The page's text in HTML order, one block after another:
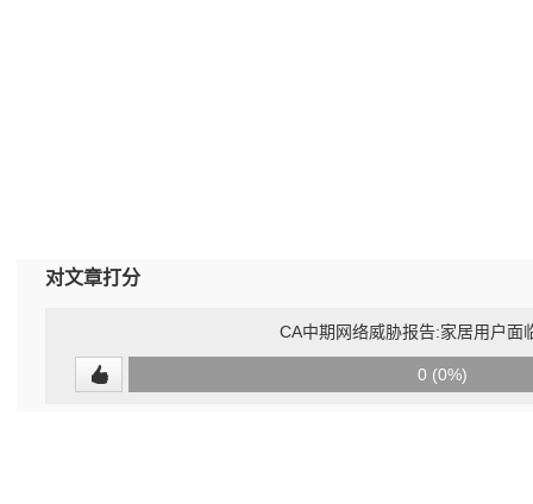
对文章打分
CA中期网络威胁报告:家居用户面
0 (0%)